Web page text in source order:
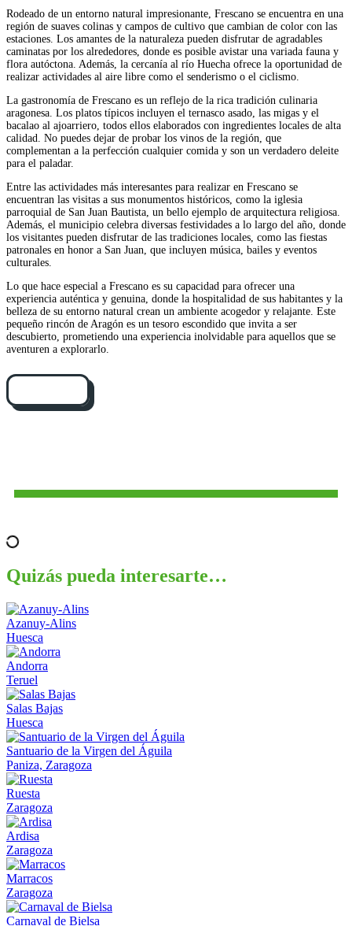
Rodeado de un entorno natural impresionante, Frescano se encuentra en una
región de suaves colinas y campos de cultivo que cambian de color con las
estaciones. Los amantes de la naturaleza pueden disfrutar de agradables
caminatas por los alrededores, donde es posible avistar una variada fauna y
flora autóctona. Además, la cercanía al río Huecha ofrece la oportunidad de
realizar actividades al aire libre como el senderismo o el ciclismo.
La gastronomía de Frescano es un reflejo de la rica tradición culinaria
aragonesa. Los platos típicos incluyen el ternasco asado, las migas y el
bacalao al ajoarriero, todos ellos elaborados con ingredientes locales de alta
calidad. No puedes dejar de probar los vinos de la región, que
complementan a la perfección cualquier comida y son un verdadero deleite
para el paladar.
Entre las actividades más interesantes para realizar en Frescano se
encuentran las visitas a sus monumentos históricos, como la iglesia
parroquial de San Juan Bautista, un bello ejemplo de arquitectura religiosa.
Además, el municipio celebra diversas festividades a lo largo del año, donde
los visitantes pueden disfrutar de las tradiciones locales, como las fiestas
patronales en honor a San Juan, que incluyen música, bailes y eventos
culturales.
Lo que hace especial a Frescano es su capacidad para ofrecer una
experiencia auténtica y genuina, donde la hospitalidad de sus habitantes y la
belleza de su entorno natural crean un ambiente acogedor y relajante. Este
pequeño rincón de Aragón es un tesoro escondido que invita a ser
descubierto, prometiendo una experiencia inolvidable para aquellos que se
aventuren a explorarlo.
Quizás pueda interesarte…
Azanuy-Alins
Huesca
Andorra
Teruel
Salas Bajas
Huesca
Santuario de la Virgen del Águila
Paniza, Zaragoza
Ruesta
Zaragoza
Ardisa
Zaragoza
Marracos
Zaragoza
Carnaval de Bielsa